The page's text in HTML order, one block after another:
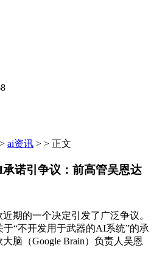
> ai资讯 > > 正文
诺引争议：前高管吴恩达​
的一个决定引发了广泛争议。
“不开发用于武器的AI系统”的承
脑（Google Brain）负责人吴恩